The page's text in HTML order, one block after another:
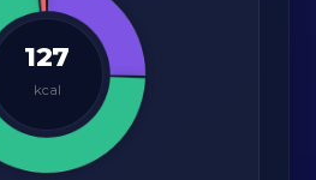
127
kcal